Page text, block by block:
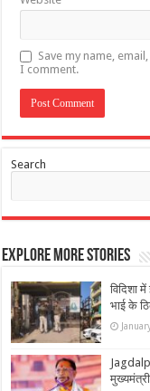
Save my name,
I comment.
Search
Explore More Stories
विदिशा
भाई के